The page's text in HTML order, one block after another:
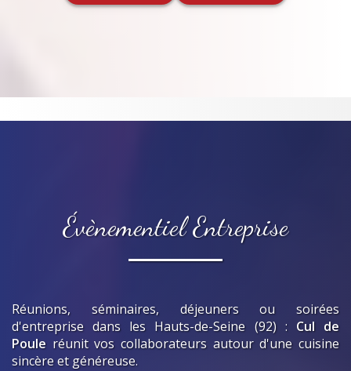
Évènementiel Entreprise
Réunions, séminaires, déjeuners ou soirées
d'entreprisedans les Hauts-de-Seine (92): Cul de
Poule réunit vos collaborateurs autour d'une cuisine
sincère et généreuse.